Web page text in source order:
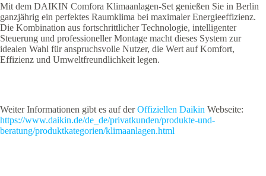
Mit dem DAIKIN Comfora Klimaanlagen-Set genießen Sie in Berlin
ganzjährig ein perfektes Raumklima bei maximaler Energieeffizienz.
Die Kombination aus fortschrittlicher Technologie, intelligenter
Steuerung und professioneller Montage macht dieses System zur
idealen Wahl für anspruchsvolle Nutzer, die Wert auf Komfort,
Effizienz und Umweltfreundlichkeit legen.
Weiter Informationen gibt es auf derOffiziellen Daikin Webseite:
https://www.daikin.de/de_de/privatkunden/produkte-und-
beratung/produktkategorien/klimaanlagen.html